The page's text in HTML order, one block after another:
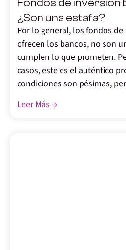
Fondos de inversión
¿Son una estafa?
Por lo general, los fondos
ofrecen los bancos, no son
cumplen lo que prometen.
casos, este es el auténtico
condiciones son pésimas,
Leer Más →